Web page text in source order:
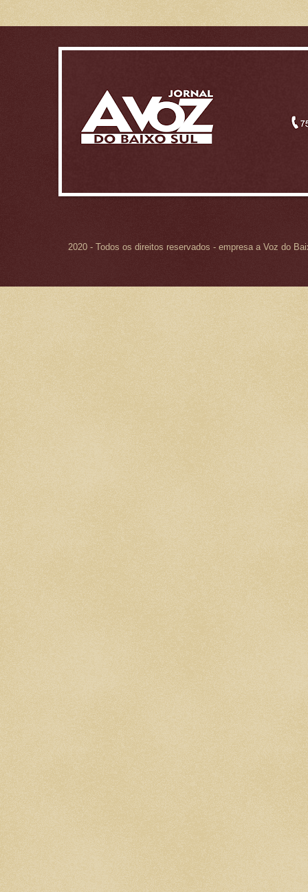
2020 - Todos os direitos reservados - empresa a Voz do